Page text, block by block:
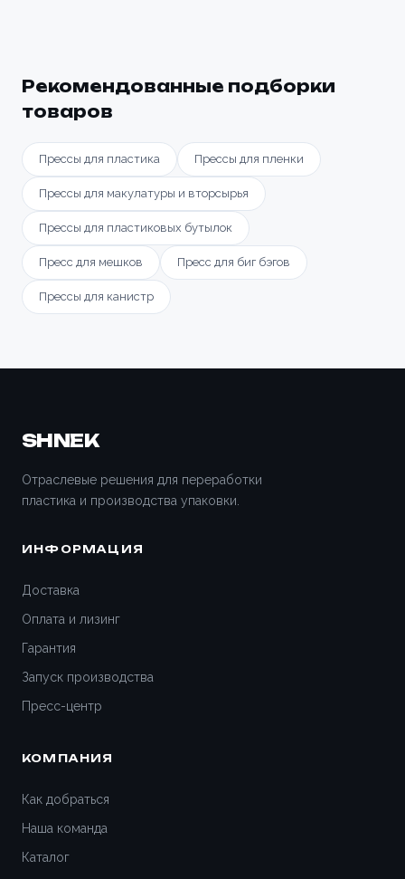
Рекомендованные подборки
товаров
Прессы для пластика Прессы для пленки
Прессы для макулатуры и вторсырья
Прессы для пластиковых бутылок
Пресс для мешков Пресс для биг бэгов
Прессы для канистр
SHNEK
Отраслевые решения для переработки
пластика и производства упаковки.
ИНФОРМАЦИЯ
Доставка
Оплата и лизинг
Гарантия
Запуск производства
Пресс-центр
КОМПАНИЯ
Как добраться
Наша команда
Каталог